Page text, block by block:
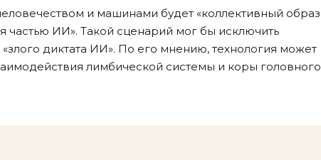
и машинами будет «коллективный образ
частью ИИ». Такой сценарий мог бы исключить
диктата ИИ». По его мнению, технология может
лимбической системы и коры головного